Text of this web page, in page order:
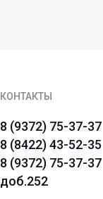
КОНТАКТЫ
8 (9372) 75-37-37
8 (8422) 43-52-35
8 (9372) 75-37-37
доб.252